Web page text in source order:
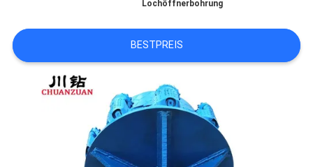
NACHRICHTEN
FORDERN
Lochöffnerbohrung
BESTPREIS